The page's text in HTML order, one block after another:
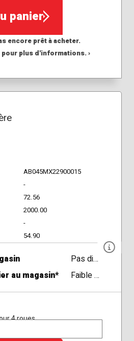
panier
encore prêt à acheter.
plus d'informations. ›
AB045MX22900015
-
72.56
2000.00
-
54.90
Pas disponible
au magasin*
Faible Disponibilité
4 roues